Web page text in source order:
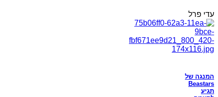
עדי פרל
המנגה של
Beastars
תגיע